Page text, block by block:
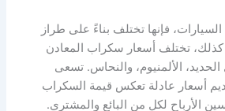
فإنها تختلف بناءً على طراز
كذلك، تختلف أسعار سكراب المعادن
الألمنيوم، والنحاس. تسعى
أسعار عادلة تعكس قيمة السكراب
الأرباح لكل من البائع والمشتري.